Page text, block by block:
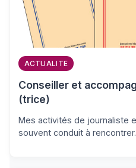
ACTUALITE
Conseiller et
(trice)
Mes activités de journaliste
souvent conduit à